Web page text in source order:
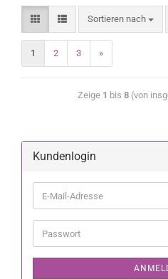
Sortieren nach
1 2 3 »
Zeige 1 bis 8 (von
Kundenlogin